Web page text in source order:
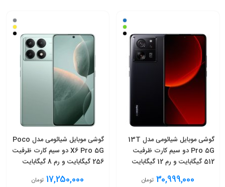
گوشی موبایل شیائومی مدل 13T
Pro 5G دو سیم کارت ظرفیت
512 گیگابایت و رم 12 گیگابایت
30,999,000 تومان
گوشی موبایل شیائومی مدل Poco
X6 Pro 5G دو سیم کارت ظرفیت
256 گیگابایت و رم 8 گیگابایت
17,250,000 تومان